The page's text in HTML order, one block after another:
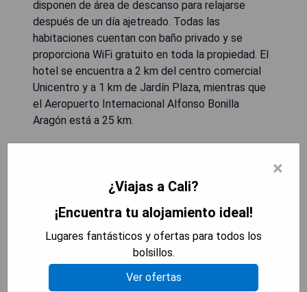
disponen de área de descanso para relajarse
después de un día ajetreado. Todas las
habitaciones cuentan con baño privado y se
proporciona WiFi gratuito en toda la propiedad. El
hotel se encuentra a 2 km del centro comercial
Unicentro y a 1 km de Jardín Plaza, mientras que
el Aeropuerto Internacional Alfonso Bonilla
Aragón está a 25 km.
- WiFi gratis en todo el hotel.
- Aire acondicionado en todas las habitaciones.
MOSTRAR PRECIOS
×
¿Viajas a Cali?
¡Encuentra tu alojamiento ideal!
Lugares fantásticos y ofertas para todos los
bolsillos.
Ver ofertas